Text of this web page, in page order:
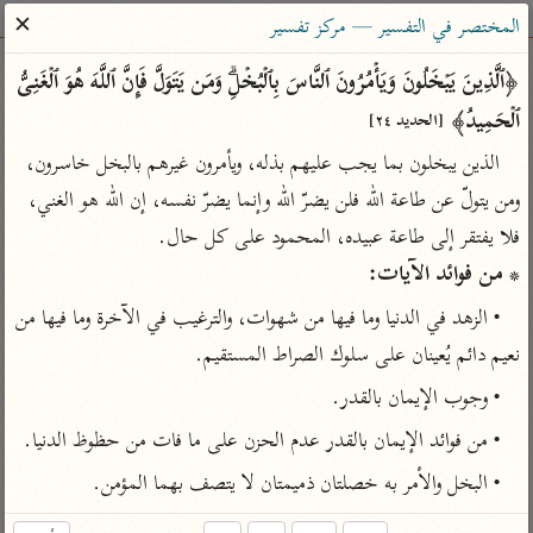
ساهم معنا في نشر القرآن والعلم الشرعي
الباحث القرآني
بحث تفسير
Type 2 or more characters for results.
Type 1 or more
characters for results.
أمّهات
تفسير الطبري
تفسير ابن كثير
تفسير القرطبي
تفسير البغوي
عامّة
فتح البيان للقنوجي
فتح القدير للشوكاني
موسوعات
معاصرة
الميسر
تفسير السعدي
أيسر التفاسير
المختصر في التفسير — مركز تفسير
✕
ٱلۡحَمِیدُ﴾ [الحديد ٢٤]
فلا يفتقر إلى طاعة عبيده، المحمود على كل حال.
* من فوائد الآيات:
نعيم دائم يُعينان على سلوك الصراط المستقيم.
• وجوب الإيمان بالقدر.
• من فوائد الإيمان بالقدر عدم الحزن على ما فات من حظوظ الدنيا.
• البخل والأمر به خصلتان ذميمتان لا يتصف بهما المؤمن.